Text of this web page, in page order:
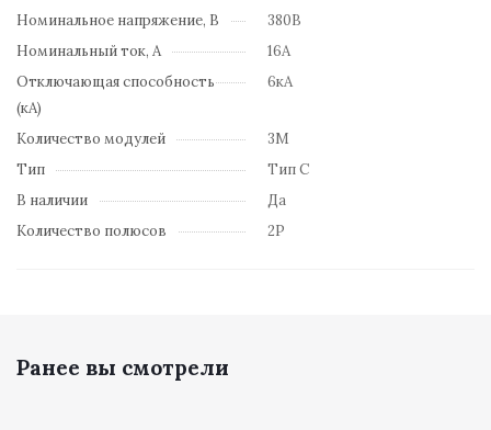
Номинальное напряжение, В
380В
Номинальный ток, А
16А
Отключающая способность
(кА)
6кА
Количество модулей
3М
Тип
Тип C
В наличии
Да
Количество полюсов
2Р
Ранее вы смотрели